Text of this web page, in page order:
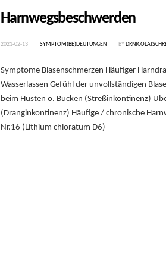
Harnwegsbeschwerden
2021-02-13 SYMPTOM(BE)DEUTUNGEN BY
Symptome Blasenschmerzen Häufiger
Wasserlassen Gefühl der unvollständigen
beim Husten o. Bücken (Streßinkontinenz)
(Dranginkontinenz) Häufige / chronische
Nr.16 (Lithium chloratum D6)